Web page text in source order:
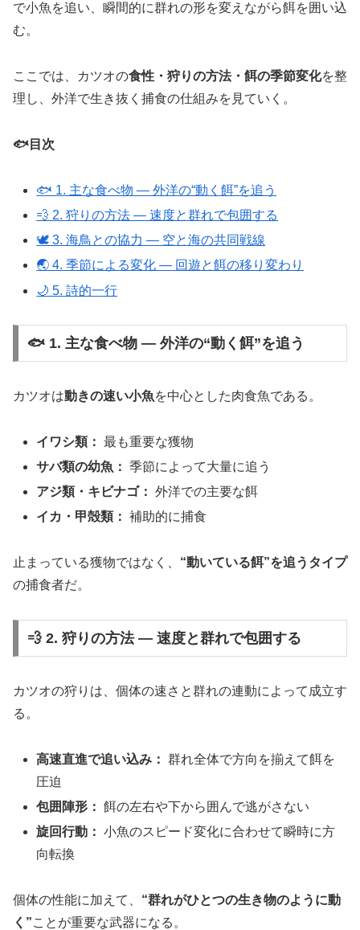
で小魚を追い、瞬間的に群れの形を変えながら餌を囲い込
む。
ここでは、カツオの食性・狩りの方法・餌の季節変化を整
理し、外洋で生き抜く捕食の仕組みを見ていく。
🐟目次
🐟 1. 主な食べ物 ― 外洋の“動く餌”を追う
💨 2. 狩りの方法 ― 速度と群れで包囲する
🕊️ 3. 海鳥との協力 ― 空と海の共同戦線
🌏 4. 季節による変化 ― 回遊と餌の移り変わり
🌙 5. 詩的一行
🐟 1. 主な食べ物 ― 外洋の“動く餌”を追う
カツオは動きの速い小魚を中心とした肉食魚である。
イワシ類： 最も重要な獲物
サバ類の幼魚： 季節によって大量に追う
アジ類・キビナゴ： 外洋での主要な餌
イカ・甲殻類： 補助的に捕食
止まっている獲物ではなく、 “動いている餌”を追うタイプ
の捕食者だ。
💨 2. 狩りの方法 ― 速度と群れで包囲する
カツオの狩りは、個体の速さと群れの連動によって成立す
る。
高速直進で追い込み： 群れ全体で方向を揃えて餌を
圧迫
包囲陣形： 餌の左右や下から囲んで逃がさない
旋回行動： 小魚のスピード変化に合わせて瞬時に方
向転換
個体の性能に加えて、 “群れがひとつの生き物のように動
く”ことが重要な武器になる。